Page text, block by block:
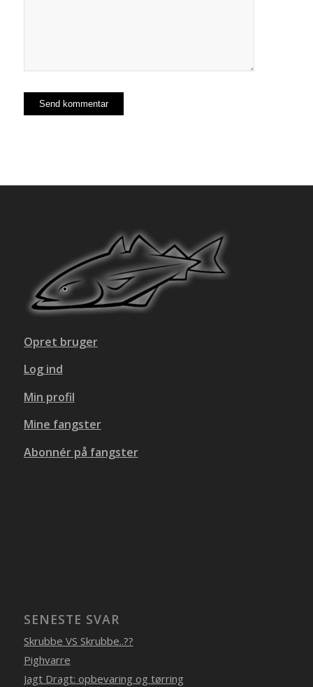
Opret bruger
Log ind
Min profil
Mine fangster
Abonnér på fangster
SENESTE SVAR
Skrubbe VS Skrubbe..??
Pighvarre
Jagt Dragt: opbevaring og tørring